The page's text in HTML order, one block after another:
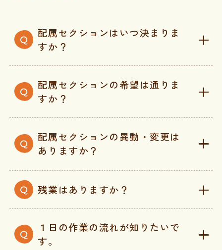
配属セクションはいつ決まりま
すか？
配属セクションの希望は通りま
すか？
配属セクションの異動・変更は
ありますか？
残業はありますか？
１日の作業の流れが知りたいで
す。